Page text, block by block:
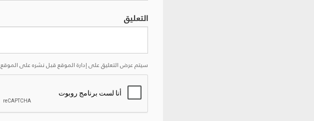
التعليق
سيتم عرض التعليق على إدارة الموقع قبل نشره على الموقع